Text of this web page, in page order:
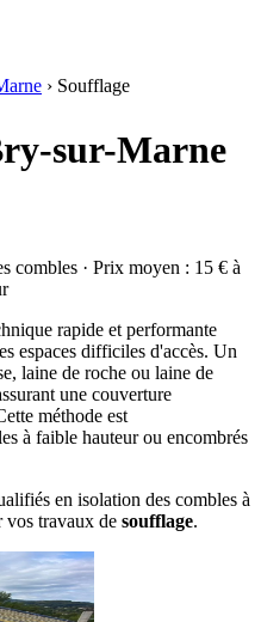
› Soufflage
sur-Marne
combles · Prix moyen : 15 € à
rapide et performante
espaces difficiles d'accès. Un
laine de roche ou laine de
une couverture
méthode est
à faible hauteur ou encombrés
en isolation des combles à
vos travaux de soufflage.